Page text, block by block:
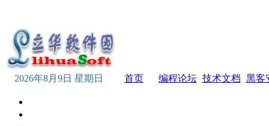
2026年8月9日 星期日 首页 编程论坛 技术文档 黑客